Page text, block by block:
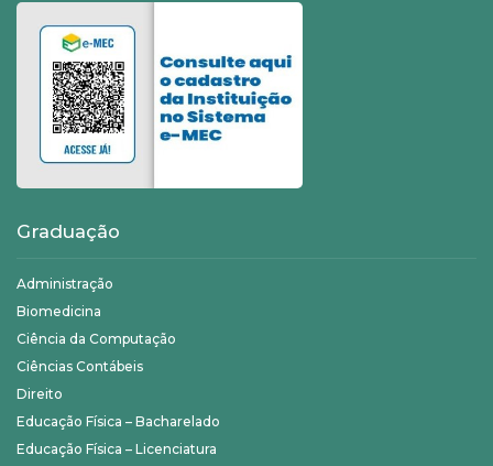
Graduação
Administração
Biomedicina
Ciência da Computação
Ciências Contábeis
Direito
Educação Física – Bacharelado
Educação Física – Licenciatura